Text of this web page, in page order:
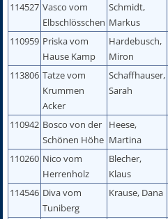
114527 Vasco vom
Elbschlösschen
Schmidt,
Markus
110959 Priska vom
Hause Kamp
Hardebusch,
Miron
113806 Tatze vom
Krummen
Acker
Schaffhauser,
Sarah
110942 Bosco von der
Schönen Höhe
Heese,
Martina
110260 Nico vom
Herrenholz
Blecher,
Klaus
114546 Diva vom
Tuniberg
Krause, Dana